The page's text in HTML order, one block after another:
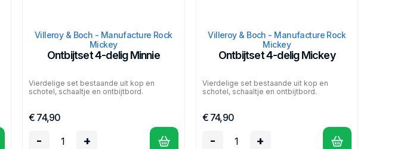
Villeroy & Boch - Manufacture Rock
Mickey
Ontbijtset 4-delig Minnie
Vierdelige set bestaande uit kop en
schotel, schaaltje en ontbijtbord.
€ 74,90
- +
Villeroy & Boch - Manufacture Rock
Mickey
Ontbijtset 4-delig Mickey
Vierdelige set bestaande uit kop en
schotel, schaaltje en ontbijtbord.
€ 74,90
- +